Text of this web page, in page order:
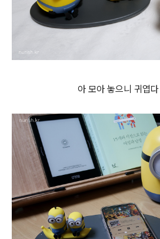
아 모아 놓으니 귀엽